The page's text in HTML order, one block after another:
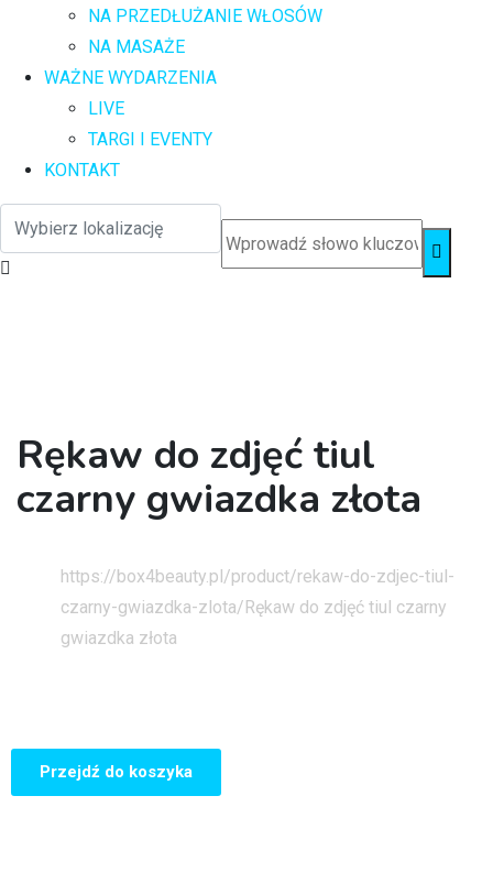
NA PRZEDŁUŻANIE WŁOSÓW
NA MASAŻE
WAŻNE WYDARZENIA
LIVE
TARGI I EVENTY
KONTAKT
Rękaw do zdjęć tiul
czarny gwiazdka złota
https://box4beauty.pl/product/rekaw-do-zdjec-tiul-
czarny-gwiazdka-zlota/Rękaw do zdjęć tiul czarny
gwiazdka złota
Przejdź do koszyka